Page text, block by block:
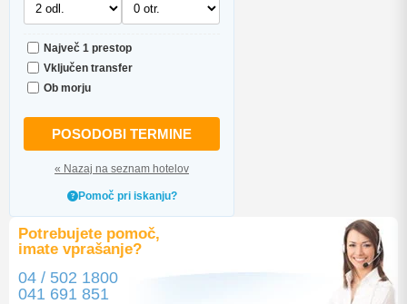
Največ 1 prestop
Vključen transfer
Ob morju
POSODOBI TERMINE
« Nazaj na seznam hotelov
Pomoč pri iskanju?
Potrebujete pomoč,
imate vprašanje?
04 / 502 1800
041 691 851